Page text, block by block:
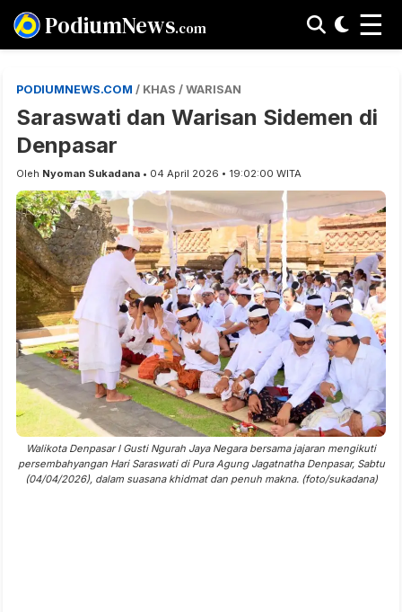
PodiumNews.com ☰
PODIUMNEWS.COM / KHAS / WARISAN
Saraswati dan Warisan Sidemen di
Denpasar
Oleh Nyoman Sukadana • 04 April 2026 • 19:02:00 WITA
Walikota Denpasar I Gusti Ngurah Jaya Negara bersama jajaran mengikuti
persembahyangan Hari Saraswati di Pura Agung Jagatnatha Denpasar, Sabtu
(04/04/2026), dalam suasana khidmat dan penuh makna. (foto/sukadana)